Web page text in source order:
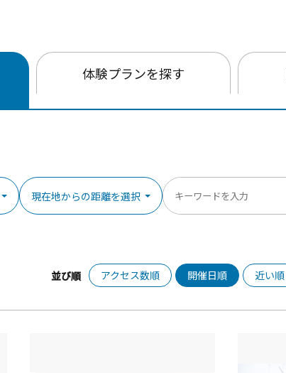
体験プランを探す
現在地からの距離を選択
並び順 アクセス数順 開催日順 近い順